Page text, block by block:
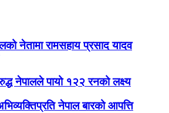
नेतामा रामसहाय प्रसाद यादव
नेपालले पायो १२२ रनको लक्ष्य
नेपाल बारको आपत्ति